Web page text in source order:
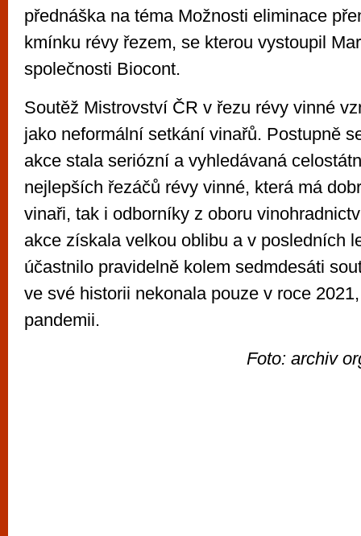
přednáška na téma Možnosti eliminace
kmínku révy řezem, se kterou vystoupil
společnosti Biocont.
Soutěž Mistrovství ČR v řezu révy vinné
jako neformální setkání vinařů. Postupně
akce stala seriózní a vyhledávaná
nejlepších řezáčů révy vinné, která má
vinaři, tak i odborníky z oboru
akce získala velkou oblibu a v posledních
účastnilo pravidelně kolem sedmdesáti
ve své historii nekonala pouze v roce
pandemii.
Foto: archiv